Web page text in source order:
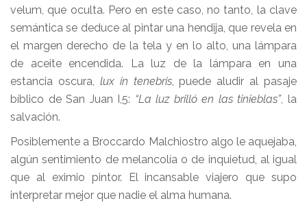
velum, que oculta. Pero en este caso, no tanto, la clave
semántica se deduce al pintar una hendija, que revela en
el margen derecho de la tela y en lo alto, una lámpara
de aceite encendida. La luz de la lámpara en una
estancia oscura, lux in tenebris, puede aludir al pasaje
bíblico de San Juan I,5: “La luz brilló en las tinieblas”, la
salvación.
Posiblemente a Broccardo Malchiostro algo le aquejaba,
algún sentimiento de melancolía o de inquietud, al igual
que al eximio pintor. El incansable viajero que supo
interpretar mejor que nadie el alma humana.